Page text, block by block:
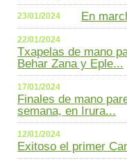
23/01/2024 En
22/01/2024
Txapelas de mano
Behar Zana y Eple...
17/01/2024
Finales de mano
semana, en Irura...
12/01/2024
Exitoso el primer